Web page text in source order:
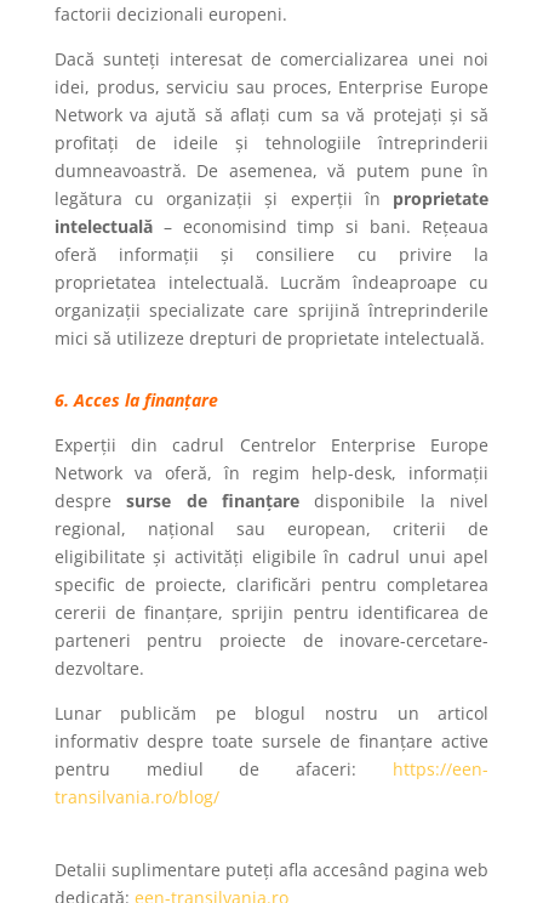
factorii decizionali europeni.
Dacă sunteți interesat de comercializarea unei noi
idei, produs, serviciu sau proces, Enterprise Europe
Network va ajută să aflați cum sa vă protejați și să
profitați de ideile și tehnologiile întreprinderii
dumneavoastră. De asemenea, vă putem pune în
legătura cu organizații și experții în proprietate
intelectuală– economisind timp si bani. Rețeaua
oferă informații și consiliere cu privire la
proprietatea intelectuală. Lucrăm îndeaproape cu
organizații specializate care sprijină întreprinderile
mici să utilizeze drepturi de proprietate intelectuală.
6. Acces la finanțare
Experții din cadrul Centrelor Enterprise Europe
Network va oferă, în regim help-desk, informații
despresurse de finanțare disponibile la nivel
regional, național sau european, criterii de
eligibilitate și activități eligibile în cadrul unui apel
specific de proiecte, clarificări pentru completarea
cererii de finanțare, sprijin pentru identificarea de
parteneri pentru proiecte de inovare-cercetare-
dezvoltare.
Lunar publicăm pe blogul nostru un articol
informativ despre toate sursele de finanțare active
pentru mediul de afaceri: https://een-
transilvania.ro/blog/
Detalii suplimentare puteți afla accesând pagina web
dedicată: een-transilvania.ro